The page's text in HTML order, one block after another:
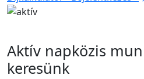
Aktív napközis
keresünk